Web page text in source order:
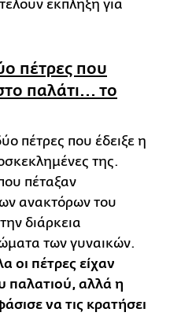
έκπληξη για
πέτρες που
παλάτι... το
πέτρες που έδειξε η
της.
πέταξαν
ανακτόρων του
διάρκεια
των γυναικών.
πέτρες είχαν
παλατιού, αλλά η
να τις κρατήσει